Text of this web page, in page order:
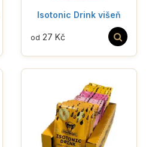
Isotonic Drink višeň
od 27 Kč